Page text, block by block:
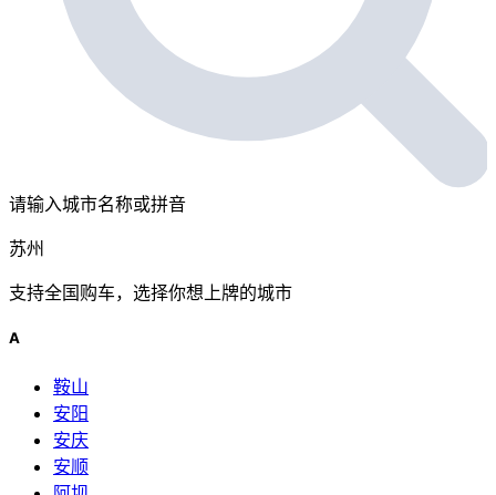
请输入城市名称或拼音
苏州
支持全国购车，选择你想上牌的城市
A
鞍山
安阳
安庆
安顺